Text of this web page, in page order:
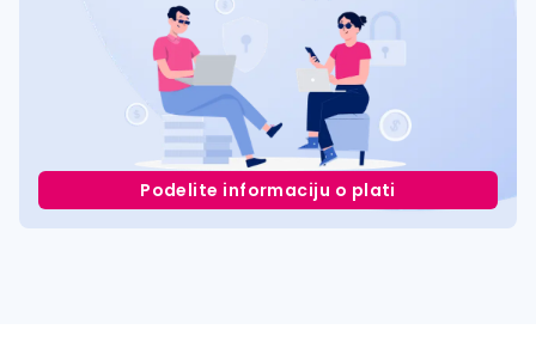
Podelite informaciju o plati